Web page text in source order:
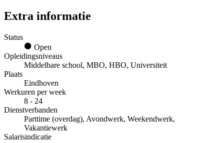
Extra informatie
Status
Open
Opleidingsniveaus
Middelbare school, MBO, HBO, Universiteit
Plaats
Eindhoven
Werkuren per week
8 - 24
Dienstverbanden
Parttime (overdag), Avondwerk, Weekendwerk,
Vakantiewerk
Salarisindicatie